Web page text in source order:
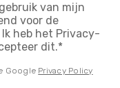
van mijn
voor de
heb het Privacy-
dit.*
Google Privacy Policy